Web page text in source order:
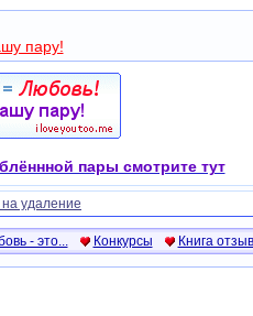
пару!
пары смотрите тут
удаление
- это... Конкурсы Книга